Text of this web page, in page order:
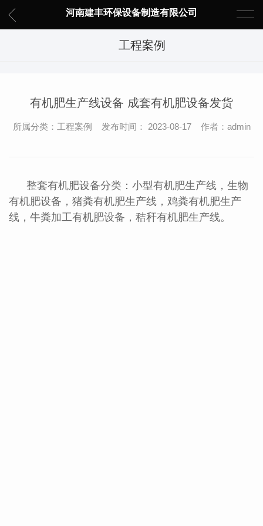
河南建丰环保设备制造有限公司
工程案例
有机肥生产线设备 成套有机肥设备发货
所属分类：工程案例 发布时间： 2023-08-17 作者：admin
整套有机肥设备分类：小型有机肥生产线，生物
有机肥设备，猪粪有机肥生产线，鸡粪有机肥生产
线，牛粪加工有机肥设备，秸秆有机肥生产线。